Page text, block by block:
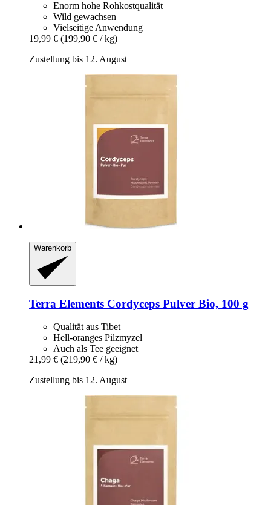
Enorm hohe Rohkostqualität
Wild gewachsen
Vielseitige Anwendung
19,99 € (199,90 € / kg)
Zustellung bis 12. August
Warenkorb
Terra Elements Cordyceps Pulver Bio, 100 g
Qualität aus Tibet
Hell-oranges Pilzmyzel
Auch als Tee geeignet
21,99 € (219,90 € / kg)
Zustellung bis 12. August